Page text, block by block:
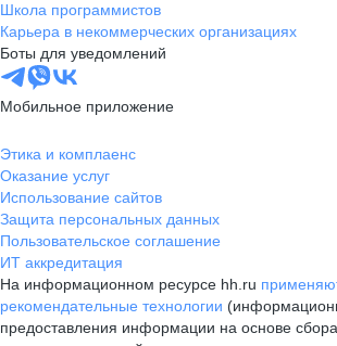
Школа программистов
Карьера в некоммерческих организациях
Боты для уведомлений
Мобильное приложение
Этика и комплаенс
Оказание услуг
Использование сайтов
Защита персональных данных
Пользовательское соглашение
ИТ аккредитация
На информационном ресурсе hh.ru
рекомендательные технологии
предоставления информации на основе